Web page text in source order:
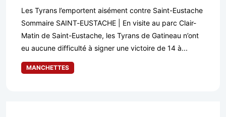
Les Tyrans l’emportent aisément contre Saint-Eustache
Sommaire SAINT-EUSTACHE | En visite au parc Clair-
Matin de Saint-Eustache, les Tyrans de Gatineau n’ont
eu aucune difficulté à signer une victoire de 14 à...
MANCHETTES